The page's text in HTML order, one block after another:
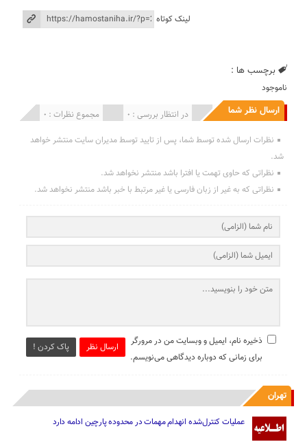
لینک کوتاه
برچسب ها :
ناموجود
ارسال نظر شما مجموع نظرات : 0 در انتظار بررسی : 0 انتشار یافته : 0
نظرات ارسال شده توسط شما، پس از تایید توسط مدیران سایت منتشر خواهد
شد.
نظراتی که حاوی تهمت یا افترا باشد منتشر نخواهد شد.
نظراتی که به غیر از زبان فارسی یا غیر مرتبط با خبر باشد منتشر نخواهد شد.
ارسال نظر پاک کردن !
ذخیره نام، ایمیل و وبسایت من در مرورگر
برای زمانی که دوباره دیدگاهی می‌نویسم.
تهران
عملیات کنترل‌شده انهدام مهمات در محدوده پارچین ادامه دارد